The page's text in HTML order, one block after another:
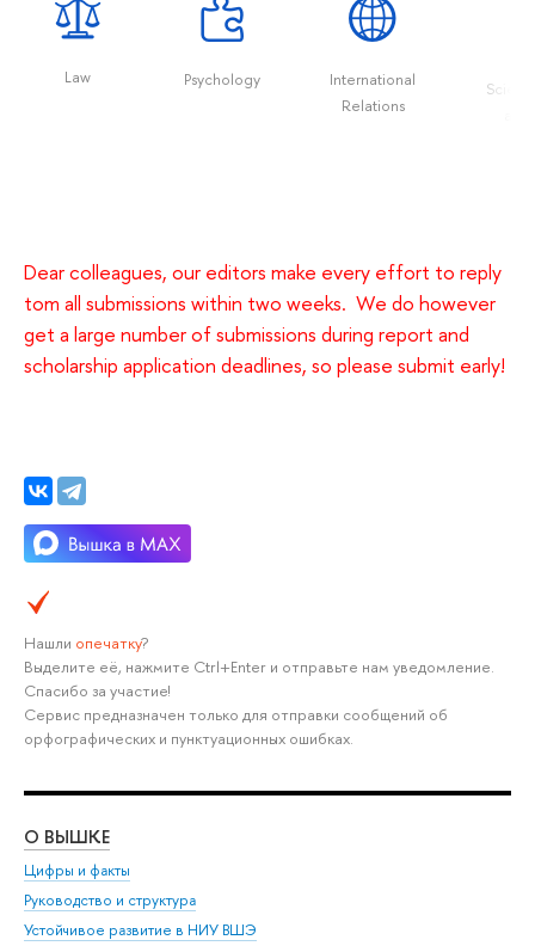
Law Psychology
International
Relations
Dear colleagues, our editors make every effort to reply
tom all submissions within two weeks. We do however
get a large number of submissions during report and
scholarship application deadlines, so please submit early!
Нашли опечатку?
Выделите её, нажмите Ctrl+Enter и отправьте нам уведомление.
Спасибо за участие!
Сервис предназначен только для отправки сообщений об
орфографических и пунктуационных ошибках.
О ВЫШКЕ
Цифры и факты
Руководство и структура
Устойчивое развитие в НИУ ВШЭ